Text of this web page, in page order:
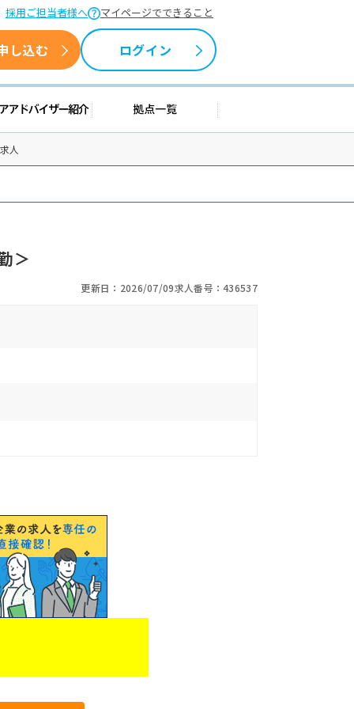
採用ご担当者様へ マイページでできること
し込む ログイン
情報 キャリアアドバイザー紹介拠点一覧
人
＞
更新日：2026/07/09求人番号：436537